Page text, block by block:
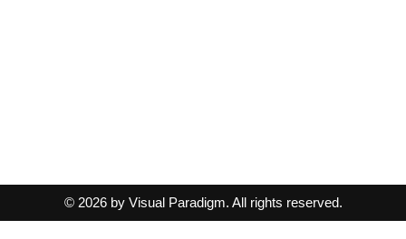
© 2026 by Visual Paradigm. All rights reserved.